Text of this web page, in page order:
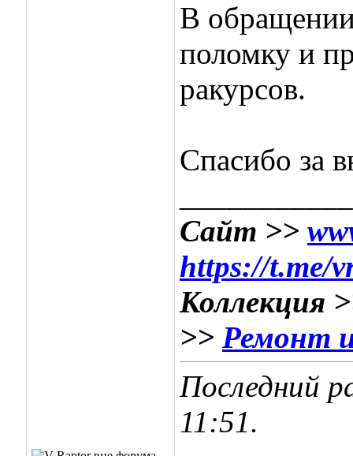
В
поломку и
ракурсов.
Спасибо за
Сайт >>
https://t.me/
Коллекция
>> Ремонт
Последний
11:51.